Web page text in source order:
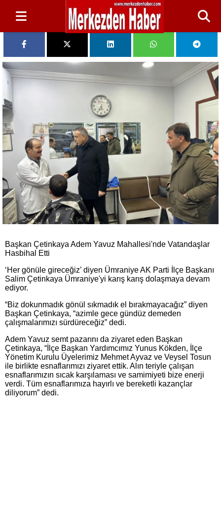
Başkan Çetinkaya Adem Yavuz Mahallesi'nde Vatandaşlar
Hasbihal Etti
‘Her gönüle gireceğiz’ diyen Ümraniye AK Parti İlçe Başkanı
Salim Çetinkaya Ümraniye'yi karış karış dolaşmaya devam
ediyor.
“Biz dokunmadık gönül sıkmadık el bırakmayacağız” diyen
Başkan Çetinkaya, “azimle gece gündüz demeden
çalışmalarımızı sürdüreceğiz” dedi.
Adem Yavuz semt pazarını da ziyaret eden Başkan
Çetinkaya, “İlçe Başkan Yardımcımız Yunus Kökden, İlçe
Yönetim Kurulu Üyelerimiz Mehmet Ayvaz ve Veysel Tosun
ile birlikte esnaflarımızı ziyaret ettik. Alın teriyle çalışan
esnaflarımızın sıcak karşılaması ve samimiyeti bize enerji
verdi. Tüm esnaflarımıza hayırlı ve bereketli kazançlar
diliyorum” dedi.